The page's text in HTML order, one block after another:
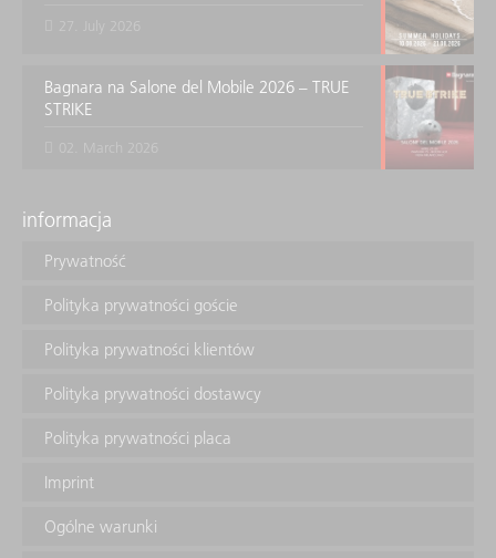
Bagnara na Salone del Mobile 2026 – TRUE
STRIKE
informacja
Prywatność
Polityka prywatności goście
Polityka prywatności klientów
Polityka prywatności dostawcy
Polityka prywatności placa
Imprint
Ogólne warunki